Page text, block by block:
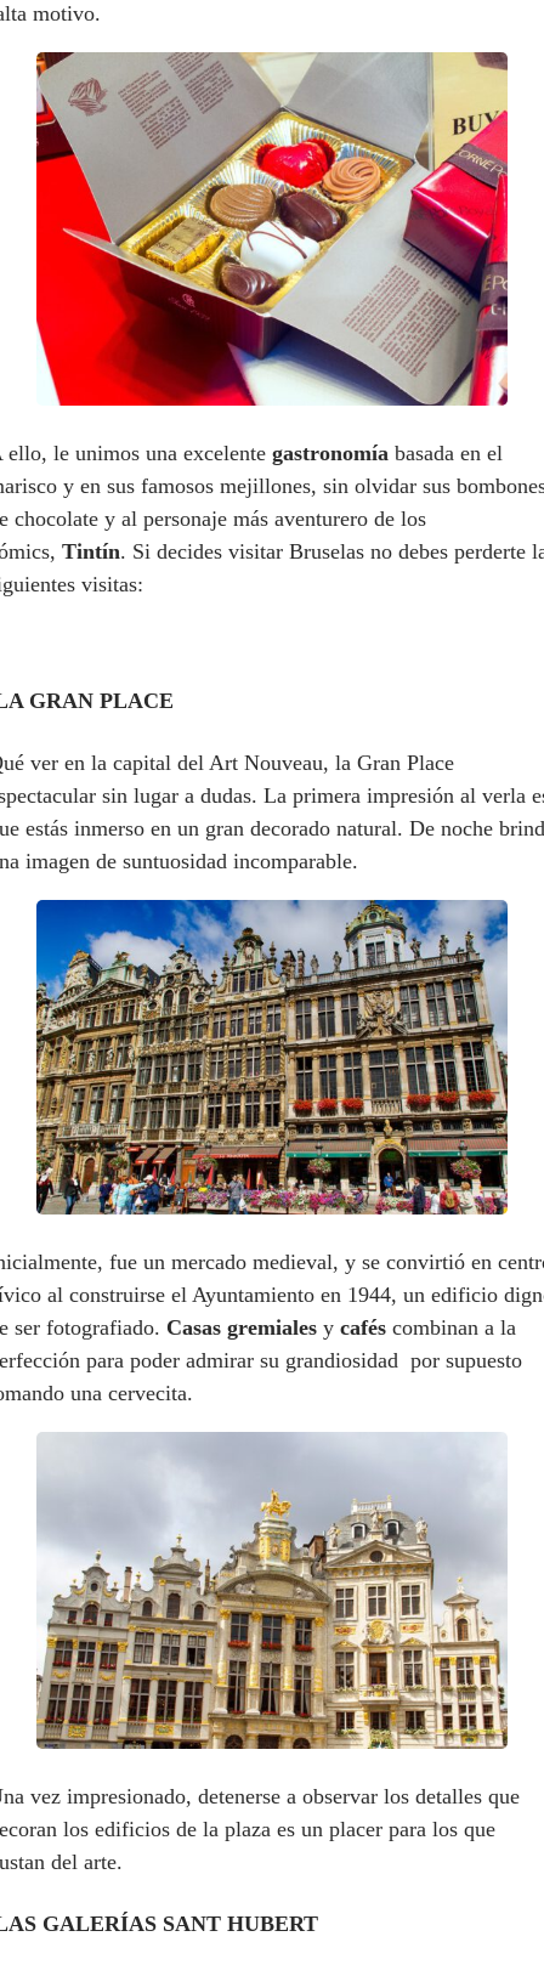
motivo.
ello, le unimos una excelente gastronomía basada en el
y en sus famosos mejillones, sin olvidar sus
chocolate y al personaje más aventurero de los
Tintín. Si decides visitar Bruselas no debes perderte
visitas:
GRAN PLACE
ver en la capital del Art Nouveau, la Gran Place
sin lugar a dudas. La primera impresión al verla
estás inmerso en un gran decorado natural. De noche
imagen de suntuosidad incomparable.
fue un mercado medieval, y se convirtió en
al construirse el Ayuntamiento en 1944, un edificio
ser fotografiado. Casas gremiales y cafés combinan a la
para poder admirar su grandiosidad por supuesto
una cervecita.
vez impresionado, detenerse a observar los detalles que
los edificios de la plaza es un placer para los que
del arte.
GALERÍAS SANT HUBERT